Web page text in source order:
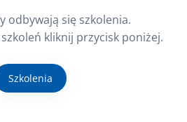
odbywają się szkolenia.
kliknij przycisk poniżej.
Szkolenia